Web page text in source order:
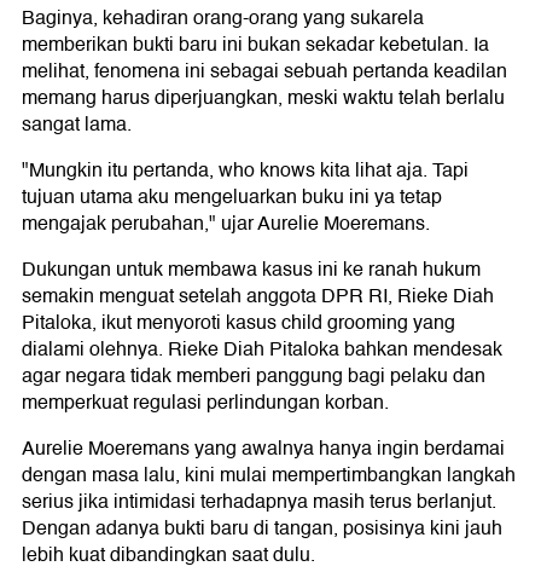
Baginya, kehadiran orang-orang yang sukarela
memberikan bukti baru ini bukan sekadar kebetulan. Ia
melihat, fenomena ini sebagai sebuah pertanda keadilan
memang harus diperjuangkan, meski waktu telah berlalu
sangat lama.
"Mungkin itu pertanda, who knows kita lihat aja. Tapi
tujuan utama aku mengeluarkan buku ini ya tetap
mengajak perubahan," ujar Aurelie Moeremans.
Dukungan untuk membawa kasus ini ke ranah hukum
semakin menguat setelah anggota DPR RI, Rieke Diah
Pitaloka, ikut menyoroti kasus child grooming yang
dialami olehnya. Rieke Diah Pitaloka bahkan mendesak
agar negara tidak memberi panggung bagi pelaku dan
memperkuat regulasi perlindungan korban.
Aurelie Moeremans yang awalnya hanya ingin berdamai
dengan masa lalu, kini mulai mempertimbangkan langkah
serius jika intimidasi terhadapnya masih terus berlanjut.
Dengan adanya bukti baru di tangan, posisinya kini jauh
lebih kuat dibandingkan saat dulu.